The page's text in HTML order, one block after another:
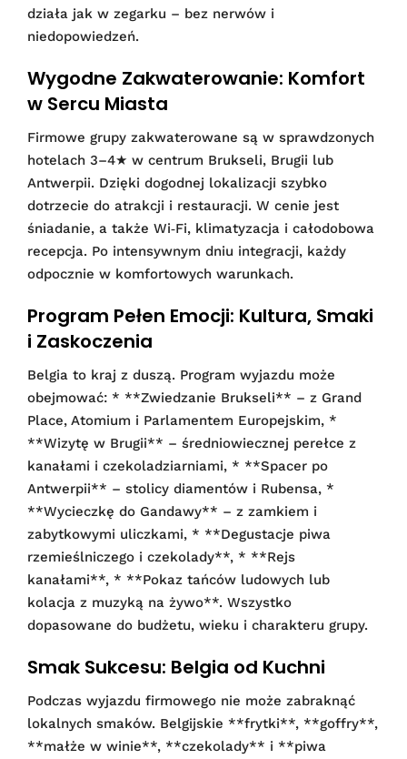
działa jak w zegarku – bez nerwów i
niedopowiedzeń.
Wygodne Zakwaterowanie: Komfort
w Sercu Miasta
Firmowe grupy zakwaterowane są w sprawdzonych
hotelach 3–4★ w centrum Brukseli, Brugii lub
Antwerpii. Dzięki dogodnej lokalizacji szybko
dotrzecie do atrakcji i restauracji. W cenie jest
śniadanie, a także Wi‑Fi, klimatyzacja i całodobowa
recepcja. Po intensywnym dniu integracji, każdy
odpocznie w komfortowych warunkach.
Program Pełen Emocji: Kultura, Smaki
i Zaskoczenia
Belgia to kraj z duszą. Program wyjazdu może
obejmować: * **Zwiedzanie Brukseli** – z Grand
Place, Atomium i Parlamentem Europejskim, *
**Wizytę w Brugii** – średniowiecznej perełce z
kanałami i czekoladziarniami, * **Spacer po
Antwerpii** – stolicy diamentów i Rubensa, *
**Wycieczkę do Gandawy** – z zamkiem i
zabytkowymi uliczkami, * **Degustacje piwa
rzemieślniczego i czekolady**, * **Rejs
kanałami**, * **Pokaz tańców ludowych lub
kolacja z muzyką na żywo**. Wszystko
dopasowane do budżetu, wieku i charakteru grupy.
Smak Sukcesu: Belgia od Kuchni
Podczas wyjazdu firmowego nie może zabraknąć
lokalnych smaków. Belgijskie **frytki**, **goffry**,
**małże w winie**, **czekolady** i **piwa